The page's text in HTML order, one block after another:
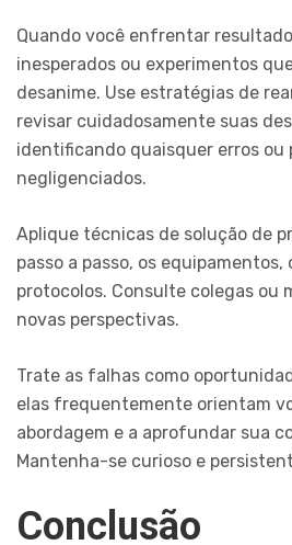
Quando você enfrentar
inesperados ou experimentos
desanime. Use estratégias de
revisar cuidadosamente suas
identificando quaisquer erros ou
negligenciados.
Aplique técnicas de solução de
passo a passo, os equipamentos,
protocolos. Consulte colegas ou
novas perspectivas.
Trate as falhas como
elas frequentemente orientam
abordagem e a aprofundar sua
Mantenha-se curioso e
Conclusão